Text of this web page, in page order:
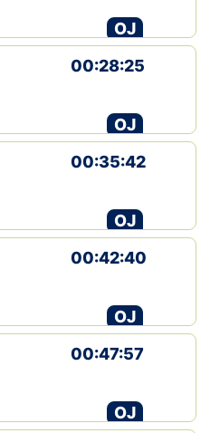
OJ
00:28:25
OJ
00:35:42
OJ
00:42:40
OJ
00:47:57
OJ